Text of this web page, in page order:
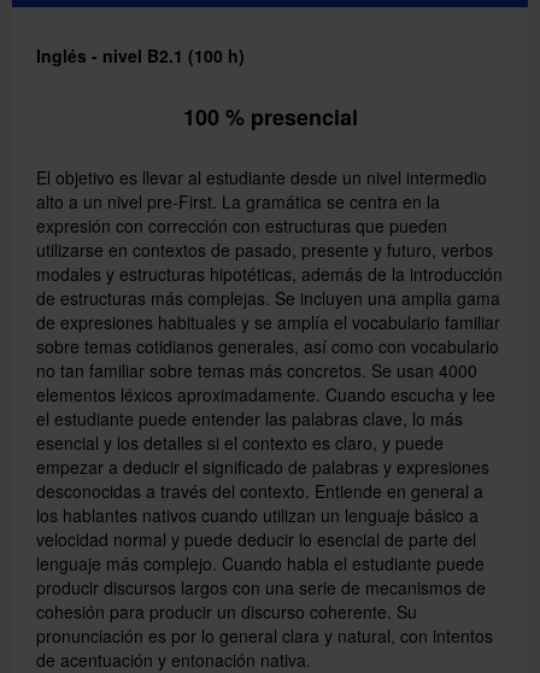
ningún
Conócenos
Inglés - nivel B2.1 (100 h)
100 % presencial
El objetivo es llevar al estudiante desde un nivel intermedio
alto a un nivel pre-First. La gramática se centra en la
expresión con corrección con estructuras que pueden
utilizarse en contextos de pasado, presente y futuro, verbos
modales y estructuras hipotéticas, además de la introducción
de estructuras más complejas. Se incluyen una amplia gama
de expresiones habituales y se amplía el vocabulario familiar
sobre temas cotidianos generales, así como con vocabulario
no tan familiar sobre temas más concretos. Se usan 4000
elementos léxicos aproximadamente. Cuando escucha y lee
el estudiante puede entender las palabras clave, lo más
esencial y los detalles si el contexto es claro, y puede
empezar a deducir el significado de palabras y expresiones
desconocidas a través del contexto. Entiende en general a
los hablantes nativos cuando utilizan un lenguaje básico a
velocidad normal y puede deducir lo esencial de parte del
lenguaje más complejo. Cuando habla el estudiante puede
producir discursos largos con una serie de mecanismos de
cohesión para producir un discurso coherente. Su
pronunciación es por lo general clara y natural, con intentos
de acentuación y entonación nativa.